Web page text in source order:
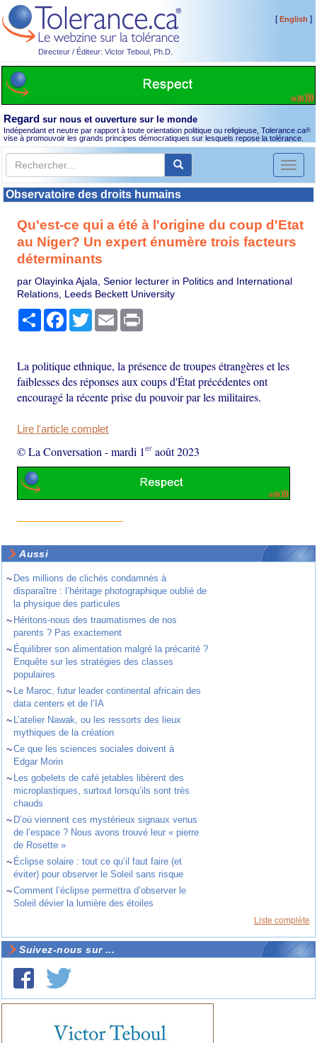
Directeur / Éditeur: Victor Teboul, Ph.D.
[English ]
Regard sur nous et ouverture sur le monde
Indépendant et neutre par rapport à toute orientation politique ou religieuse, Tolerance.ca®
vise à promouvoir les grands principes démocratiques sur lesquels repose la tolérance.
Toggle
Observatoire des droits humains
Qu'est-ce qui a été à l'origine du coup d'Etat
au Niger? Un expert énumère trois facteurs
déterminants
par Olayinka Ajala, Senior lecturer in Politics and International
Relations, Leeds Beckett University
PartagerFacebook
TwitterEmail
La politique ethnique, la présence de troupes étrangères et les
faiblesses des réponses aux coups d'État précédentes ont
encouragé la récente prise du pouvoir par les militaires.
Lire l'article complet
© La Conversation -mardi 1er août 2023
Aussi
~ Des millions de clichés condamnés à
disparaître : l’héritage photographique oublié de
la physique des particules
~ Héritons-nous des traumatismes de nos
parents ? Pas exactement
~ Équilibrer son alimentation malgré la précarité ?
Enquête sur les stratégies des classes
populaires
~ Le Maroc, futur leader continental africain des
data centers et de l’IA
~ L’atelier Nawak, ou les ressorts des lieux
mythiques de la création
~Ce que les sciences sociales doivent à
Edgar Morin
~ Les gobelets de café jetables libèrent des
microplastiques, surtout lorsqu’ils sont très
chauds
~ D’où viennent ces mystérieux signaux venus
de l’espace ? Nous avons trouvé leur « pierre
de Rosette »
~ Éclipse solaire : tout ce qu’il faut faire (et
éviter) pour observer le Soleil sans risque
~Comment l’éclipse permettra d’observer le
Soleil dévier la lumière des étoiles
Liste complète
Suivez-nous sur ...